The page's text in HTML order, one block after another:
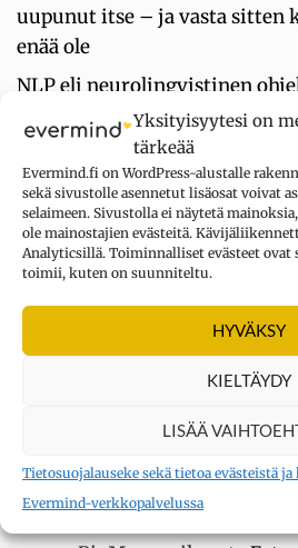
Yksityisyytesi on
tärkeää
Evermind.fi on WordPress-alustalle
sekä sivustolle asennetut lisäosat voivat
selaimeen. Sivustolla ei näytetä
ole mainostajien evästeitä.
Analyticsillä. Toiminnalliset evästeet ovat
toimii, kuten on suunniteltu.
HYVÄKSY
KIELTÄYDY
LISÄÄ
Tietosuojalauseke sekä tietoa evästeistä
Evermind-verkkopalvelussa
uupunut itse – ja vasta sitten
enää ole
NLP eli neurolingvistinen
melkoista sekametelisoppaa
GABA jarruttaa ja rauhoittaa
määrään vaikuttaa
UUSIMMAT KOMMENTIT
Kysymys merkki
erityisherkkä? Tee testi
Sain 22 pistettä KYLLÄ...
luokallamme on 20
kiusataan…